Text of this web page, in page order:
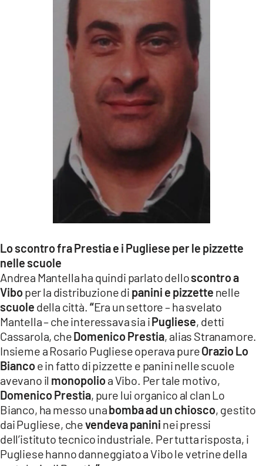
Lo scontro fra Prestia e i Pugliese per le pizzette
nelle scuole
Andrea Mantella ha quindi parlato delloscontro a
Viboper la distribuzione di panini e pizzette nelle
scuole della città. “Era un settore – ha svelato
Mantella – che interessava sia iPugliese, detti
Cassarola, cheDomenico Prestia, alias Stranamore.
Insieme a Rosario Pugliese operava pureOrazio Lo
Biancoe in fatto di pizzette e panini nelle scuole
avevano il monopolioa Vibo. Per tale motivo,
Domenico Prestia, pure lui organico al clan Lo
Bianco, ha messo unabomba ad un chiosco, gestito
dai Pugliese, chevendeva panini nei pressi
dell’istituto tecnico industriale. Per tutta risposta, i
Pugliese hanno danneggiato a Vibo le vetrine della